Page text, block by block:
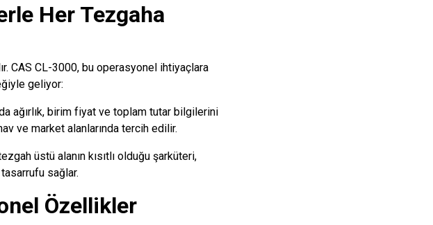
Her Tezgaha
CAS CL-3000, bu operasyonel ihtiyaçlara
geliyor:
ağırlık, birim fiyat ve toplam tutar bilgilerini
ve market alanlarında tercih edilir.
üstü alanın kısıtlı olduğu şarküteri,
sağlar.
Özellikler